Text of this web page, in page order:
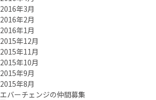
2016年3月
2016年2月
2016年1月
2015年12月
2015年11月
2015年10月
2015年9月
2015年8月
エバーチェ ンジの仲間募集